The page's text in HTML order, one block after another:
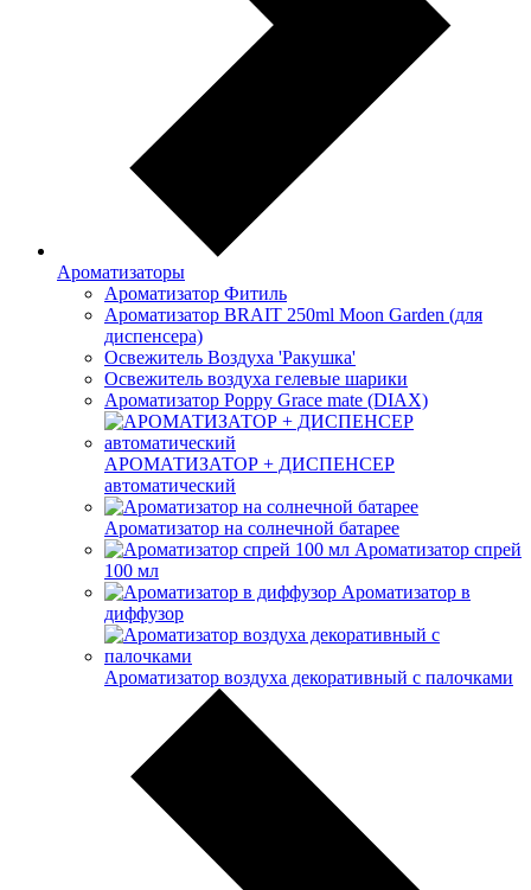
Ароматизаторы
Ароматизатор Фитиль
Ароматизатор BRAIT 250ml Moon Garden (для
диспенсера)
Освежитель Воздуха 'Ракушка'
Освежитель воздуха гелевые шарики
Ароматизатор Poppy Grace mate (DIAX)
АРОМАТИЗАТОР + ДИСПЕНСЕР
автоматический
Ароматизатор на солнечной батарее
Ароматизатор спрей
100 мл
Ароматизатор в
диффузор
Ароматизатор воздуха декоративный с палочками